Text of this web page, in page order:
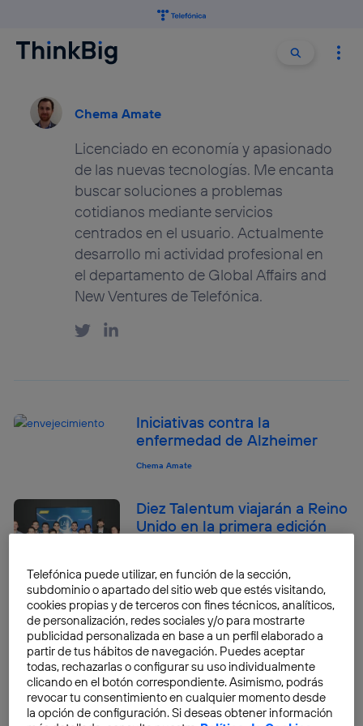
Buscar
Chema Amate
Licenciado en economía y apasionado
de las nuevas tecnologías. Me encanta
buscar soluciones a problemas
cotidianos mediante servicios
centrados en el usuario. Actualmente
desarrollo mi actividad profesional en
el departamento de Global Affairs and
New Ventures de Telefónica.
Iniciativas contra la
enfermedad de Alzheimer
Chema Amate
Diez Talentum viajarán a Reino
Unido en la primera edición
Chema Amate
El Instituto Cervantes se pone
al día con el SIELE, su nuevo
certificado electrónico de
español
Chema Amate
Telefónica puede utilizar, en función de la sección,
subdominio o apartado del sitio web que estés visitando,
cookies propias y de terceros con fines técnicos, analíticos,
de personalización, redes sociales y/o para mostrarte
publicidad personalizada en base a un perfil elaborado a
partir de tus hábitos de navegación. Puedes aceptar
todas, rechazarlas o configurar su uso individualmente
clicando en el botón correspondiente. Asimismo, podrás
revocar tu consentimiento en cualquier momento desde
la opción de configuración. Si deseas obtener información